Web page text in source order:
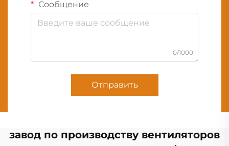
Сообщение
0/1000
Отправить
завод по производству вентиляторов